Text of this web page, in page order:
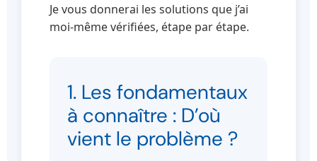
Je vous donnerai les solutions que j’ai
moi-même vérifiées, étape par étape.
1. Les fondamentaux
à connaître : D’où
vient le problème ?